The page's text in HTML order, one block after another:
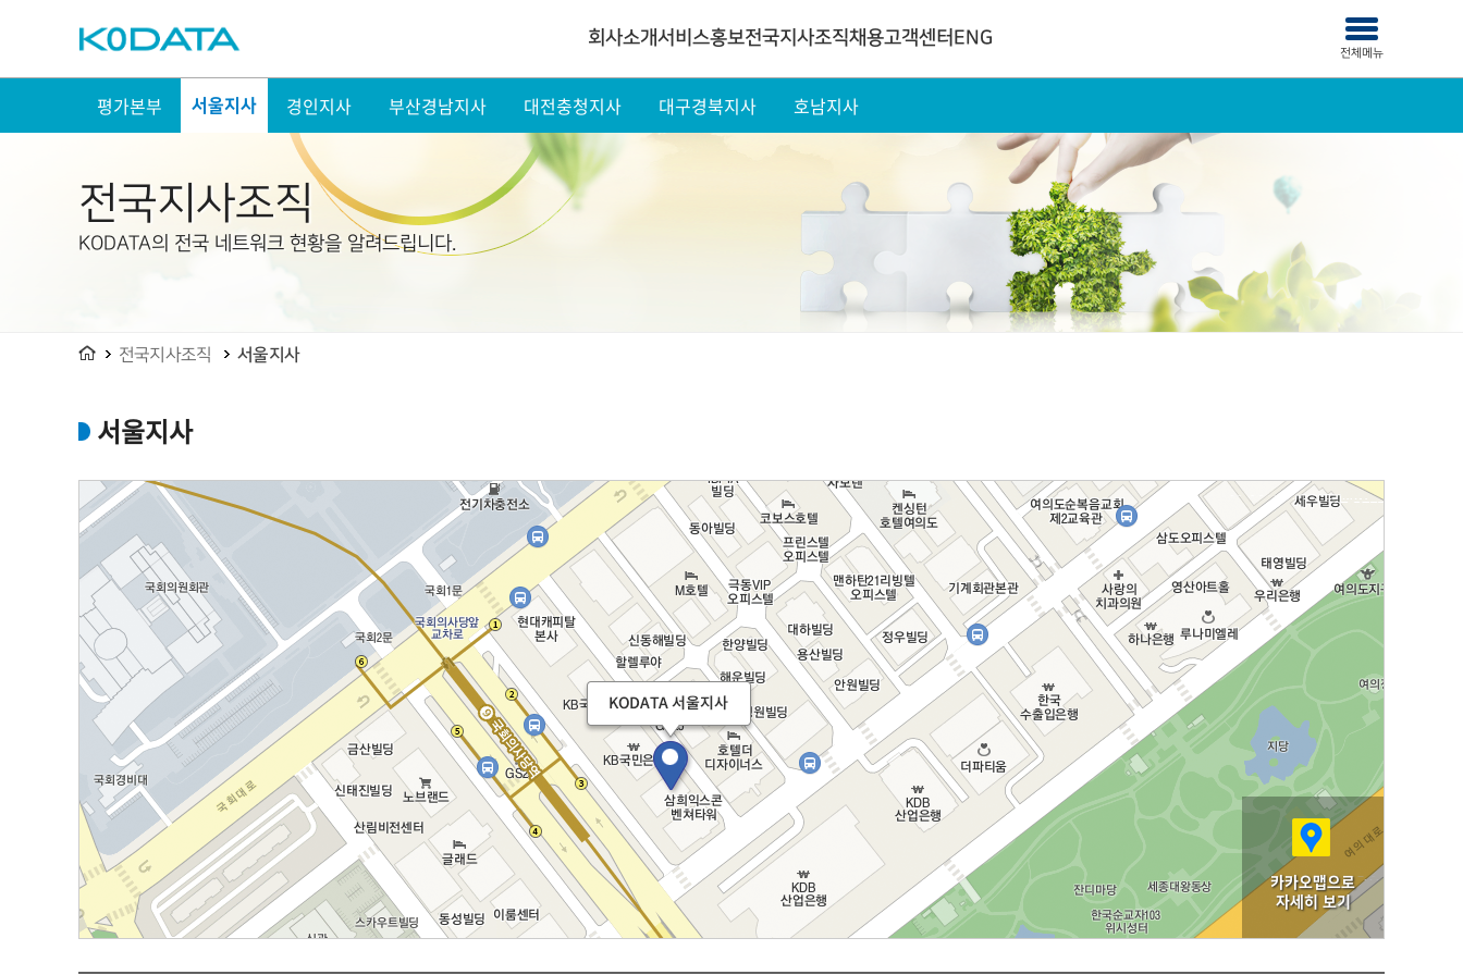
KODATA 회사소개서비스홍보전국지사조직채용고객센터 ENG
사이트맵
열기/
닫기
전체메뉴
평가본부 서울지사 경인지사 부산경남지사 대전충청지사 대구경북지사 호남지사
전국지사조직
KODATA의 전국 네트워크 현황을 알려드립니다.
HOME전국지사조직 서울지사
서울지사
카카오맵으로
자세히 보기